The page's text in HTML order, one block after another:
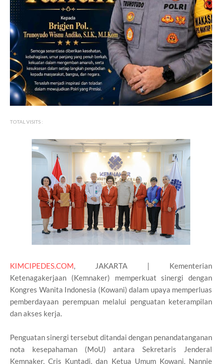
TOTAL VISITS :
KIMCIPEDES.COM, JAKARTA | Kementerian
Ketenagakerjaan (Kemnaker) memperkuat sinergi dengan
Kongres Wanita Indonesia (Kowani) dalam upaya memperluas
pemberdayaan perempuan melalui penguatan keterampilan
dan akses kerja.
Penguatan sinergi tersebut ditandai dengan penandatanganan
nota kesepahaman (MoU) antara Sekretaris Jenderal
Kemnaker, Cris Kuntadi, dan Ketua Umum Kowani, Nannie